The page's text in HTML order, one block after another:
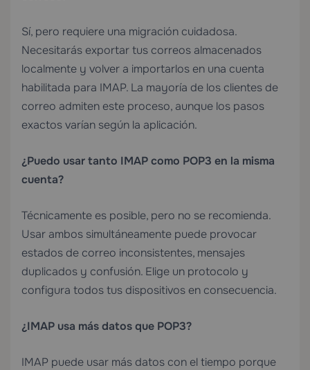
Sí, pero requiere una migración cuidadosa.
Necesitarás exportar tus correos almacenados
localmente y volver a importarlos en una cuenta
habilitada para IMAP. La mayoría de los clientes de
correo admiten este proceso, aunque los pasos
exactos varían según la aplicación.
¿Puedo usar tanto IMAP como POP3 en la misma
cuenta?
Técnicamente es posible, pero no se recomienda.
Usar ambos simultáneamente puede provocar
estados de correo inconsistentes, mensajes
duplicados y confusión. Elige un protocolo y
configura todos tus dispositivos en consecuencia.
¿IMAP usa más datos que POP3?
IMAP puede usar más datos con el tiempo porque